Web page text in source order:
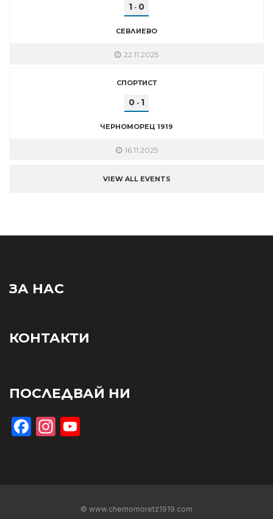
1 - 0
СЕВЛИЕВО
22.11.2025
СПОРТИСТ
0 - 1
ЧЕРНОМОРЕЦ 1919
16.11.2025
VIEW ALL EVENTS
ЗА НАС
КОНТАКТИ
ПОСЛЕДВАЙ НИ
Facebook
Instagram
© www.chernomoretz1919.com